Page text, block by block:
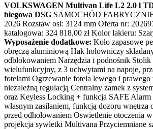
VOLKSWAGEN Multivan Life L2 2.0 l
biegowa DSG SAMOCHÓD
2026 Rozstaw osi: 3124 mm Oferta nr:
katalogowa: 324 818,00 zł Kolor lakieru:
Wyposażenie dodatkowe: Koło zapasowe
obręczą aluminiową Hak holowniczy
odblokowaniem Narzędzia i podnośnik Stolik
wielufunkcyjny, z 3 uchwytami na napoje,
fotelami Ogrzewanie fotela lewego i
niezależną regulacją Centralny zamek z
oraz Keyless Locking + funkcja SAFE Alarm
własnym zasilaniem, funkcją dozoru wnętrza
przed odholowaniem Oswietlenie otoczenia
projekcja sywletki Multivana Przyciemniane